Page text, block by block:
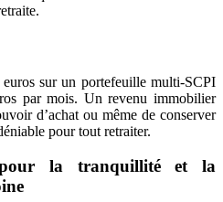
sur un portefeuille multi-SCPI
par mois. Un revenu immobilier
d’achat ou même de conserver
pour tout retraiter.
la tranquillité et la